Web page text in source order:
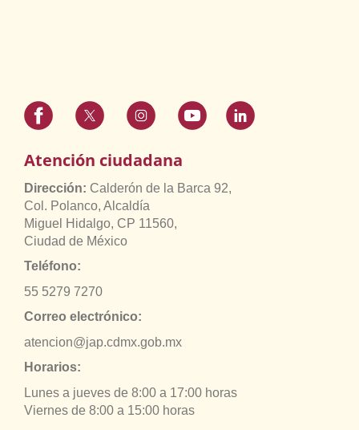
Atención ciudadana
Dirección: Calderón de la Barca 92,
Col. Polanco, Alcaldía
Miguel Hidalgo, CP 11560,
Ciudad de México
Teléfono:
55 5279 7270
Correo electrónico:
atencion@jap.cdmx.gob.mx
Horarios:
Lunes a jueves de 8:00 a 17:00 horas
Viernes de 8:00 a 15:00 horas